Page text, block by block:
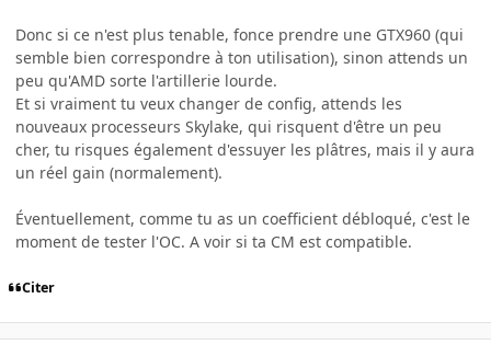
Donc si ce n'est plus tenable, fonce prendre une GTX960 (qui
semble bien correspondre à ton utilisation), sinon attends un
peu qu'AMD sorte l'artillerie lourde.
Et si vraiment tu veux changer de config, attends les
nouveaux processeurs Skylake, qui risquent d'être un peu
cher, tu risques également d'essuyer les plâtres, mais il y aura
un réel gain (normalement).
Éventuellement, comme tu as un coefficient débloqué, c'est le
moment de tester l'OC. A voir si ta CM est compatible.
Citer